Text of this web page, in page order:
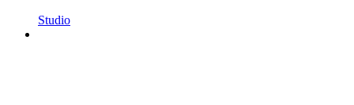
Studio